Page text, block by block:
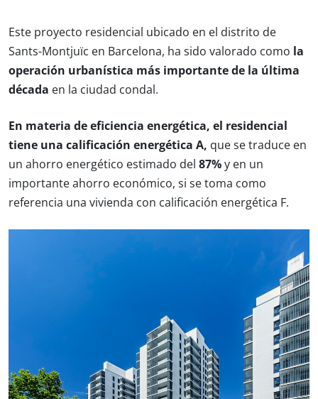
Este proyecto residencial ubicado en el distrito de
Sants-Montjuïc en Barcelona, ha sido valorado como la
operación urbanística más importante de la última
década en la ciudad condal.
En materia de eficiencia energética, el residencial
tiene una calificación energética A, que se traduce en
un ahorro energético estimado del 87% y en un
importante ahorro económico, si se toma como
referencia una vivienda con calificación energética F.